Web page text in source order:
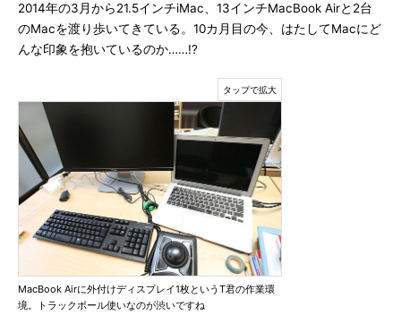
2014年の3月から21.5インチiMac、13インチMacBook Airと2台
のMacを渡り歩いてきている。10カ月目の今、はたしてMacにど
んな印象を抱いているのか……!?
MacBook Airに外付けディスプレイ1枚というT君の作業環
境。トラックボール使いなのが渋いですね